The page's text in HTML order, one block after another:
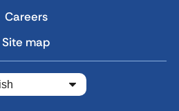
Careers
Site map